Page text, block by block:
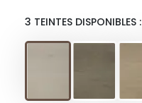
3 TEINTES DISPONIBLES :